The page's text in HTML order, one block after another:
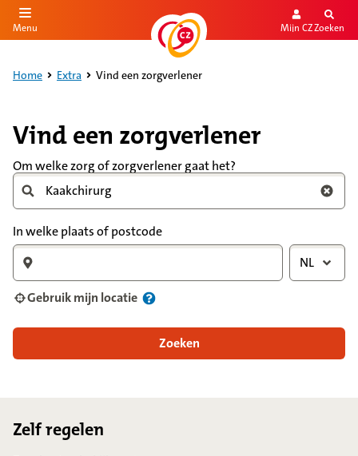
de inhoud
Menu Mijn CZZoeken
Home Extra Vind een zorgverlener
Vind een zorgverlener
Om welke zorg of zorgverlener gaat het?
In welke plaats of postcode
NL
Gebruik mijn locatie
Zoeken
Zelf regelen